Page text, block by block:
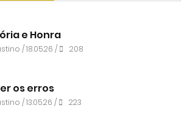
e Honra
/ 18.05.26 / 208
os erros
/ 13.05.26 / 223